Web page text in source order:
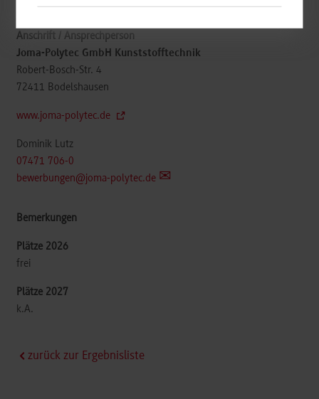
Maschinenbau / Kunststofftechnik
Joma-Polytec GmbH Kunststofftechnik
Robert-Bosch-Str. 4
72411 Bodelshausen
www.joma-polytec.de
Dominik Lutz
07471 706-0
bewerbungen@joma-polytec.de
frei
k.A.
zurück zur Ergebnisliste